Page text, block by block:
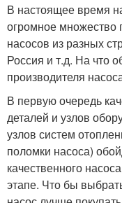
В настоящее время
огромное множество
насосов из разных
Россия и т.д. На что
производителя
В первую очередь
деталей и узлов
узлов систем
поломки насоса)
качественного
этапе. Что бы